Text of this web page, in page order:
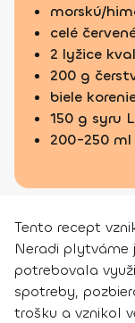
morskú/
celé
2 lyžice
200 g
biele
150 g syru
200-250
Tento recept
Neradi plytváme
potrebovala
spotreby,
trošku a vznikol